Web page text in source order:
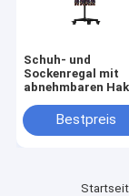
Schuh- und
Sockenregal mit
abnehmbaren
Bestpreis